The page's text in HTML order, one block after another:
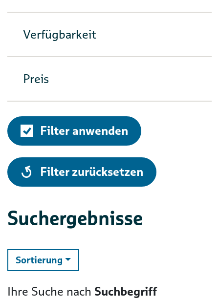
Verfügbarkeit
Preis
Filter anwenden
alle
Filter zurücksetzen
Suchergebnisse
Sortierung ändern
Ihre Suche nach Suchbegriff